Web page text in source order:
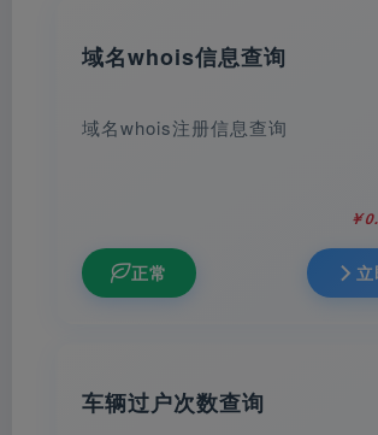
域名whois信息查询
域名whois注册信息查询
￥
正常 立
车辆过户次数查询